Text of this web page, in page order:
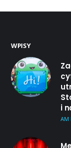
WPISY
i
AM